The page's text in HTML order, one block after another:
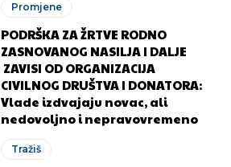
Promjene
PODRŠKA ZA ŽRTVE RODNO
ZASNOVANOG NASILJA I DALJE
ZAVISI OD ORGANIZACIJA
CIVILNOG DRUŠTVA I DONATORA:
Vlade izdvajaju novac, ali
nedovoljno i nepravovremeno
Tražiš